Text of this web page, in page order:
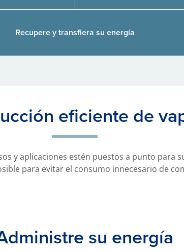
Recupere y transfiera su energía
eficiente de
y aplicaciones estén puestos a punto para
para evitar el consumo innecesario de
su energía